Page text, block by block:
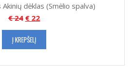
dėklas (Smėlio spalva)
€24 € 22
Į KREPŠELĮ